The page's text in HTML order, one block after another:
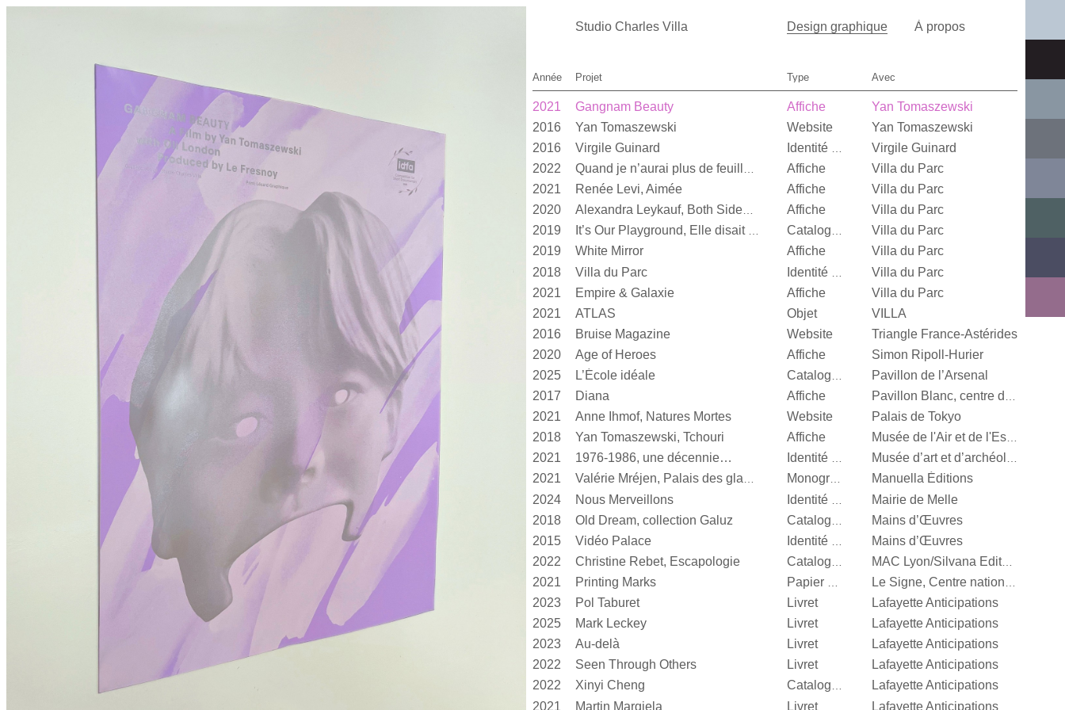
Studio Charles Villa Design graphique À propos
Année Projet Type Avec
2021 Gangnam Beauty Affiche
Yan Tomaszewski
2016
Yan Tomaszewski Website
Yan Tomaszewski
2016
Virgile Guinard
Virgile Guinard
2022
Quand je n’aurai plus de feuille, […] Affiche
Villa du Parc
2021
Renée Levi, Aimée Affiche
Villa du Parc
2020
Alexandra Leykauf, Both Sides Now Affiche
Villa du Parc
2019
It’s Our Playground, Elle disait bonjour aux machines Catalogue d’exposition
Villa du Parc
2019
White Mirror Affiche
Villa du Parc
2018
Villa du Parc
Villa du Parc
2021
Empire & Galaxie Affiche
Villa du Parc
2021
ATLAS Objet
VILLA
2016
Bruise Magazine Website
Triangle France-Astérides
2020
Age of Heroes Affiche
Simon Ripoll-Hurier
2025
L’École idéale Catalogue d’exposition
Pavillon de l’Arsenal
2017
Diana Affiche Pavillon Blanc, centre d’art contemporain de la Ville de Colomiers
2021 Anne Ihmof, Natures Mortes Website
Palais de Tokyo
2018
Yan Tomaszewski, Tchouri Affiche Musée de l'Air et de l'Espace
2021 1976-1986, une décennie… Identité visuelle Musée d’art et d’archéologie d’Aurillac
2021 Valérie Mréjen, Palais des glaces Monographie
Manuella Éditions
2024
Nous Merveillons
Mairie de Melle
2018
Old Dream, collection Galuz
Mains d’Œuvres
2015
Vidéo Palace
Mains d’Œuvres
2022
Christine Rebet, Escapologie MAC Lyon/Silvana Editoriale
2021 Printing Marks
2023 Pol Taburet Livret
Lafayette Anticipations
2025
Mark Leckey Livret
Lafayette Anticipations
2023
Au-delà Livret
Lafayette Anticipations
2022
Seen Through Others Livret
Lafayette Anticipations
2022
Xinyi Cheng Catalogue d’exposition
Lafayette Anticipations
2021
Martin Margiela Livret Lafayette Anticipations